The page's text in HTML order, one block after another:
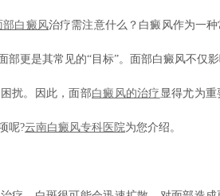
部白癜风治疗需注意什么？白癜风作为一
部更是其常见的“目标”。面部白癜风不仅
扰。因此，面部白癜风的治疗 显得尤为
呢?云南白癜风专科医院为您介绍。